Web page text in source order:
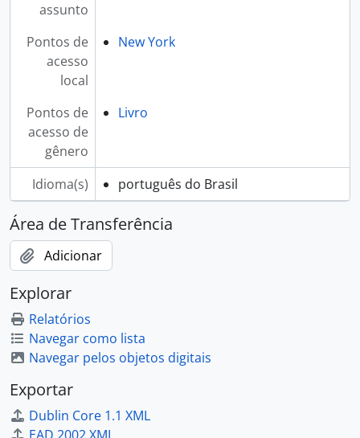
assunto
Pontos de
acesso
local
New York
Pontos de
acesso de
gênero
Livro
Idioma(s) português do Brasil
Área de Transferência
Adicionar
Explorar
Relatórios
Navegar como lista
Navegar pelos objetos digitais
Exportar
Dublin Core 1.1 XML